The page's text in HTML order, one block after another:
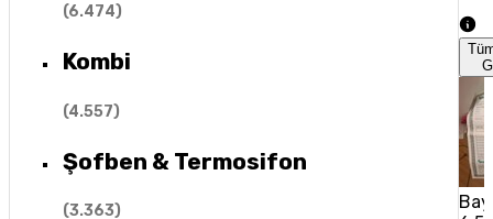
(6.474)
Kombi
(4.557)
Şofben & Termosifon
(3.363)